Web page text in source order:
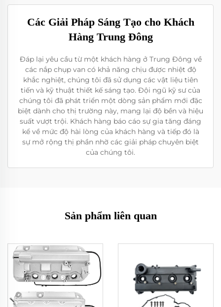
Các Giải Pháp Sáng Tạo cho Khách
Hàng Trung Đông
Đáp lại yêu cầu từ một khách hàng ở Trung Đông về
các nắp chụp van có khả năng chịu được nhiệt độ
khắc nghiệt, chúng tôi đã sử dụng các vật liệu tiên
tiến và kỹ thuật thiết kế sáng tạo. Đội ngũ kỹ sư của
chúng tôi đã phát triển một dòng sản phẩm mới đặc
biệt dành cho thị trường này, mang lại độ bền và hiệu
suất vượt trội. Khách hàng báo cáo sự gia tăng đáng
kể về mức độ hài lòng của khách hàng và tiếp đó là
sự mở rộng thị phần nhờ các giải pháp chuyên biệt
của chúng tôi.
Sản phẩm liên quan